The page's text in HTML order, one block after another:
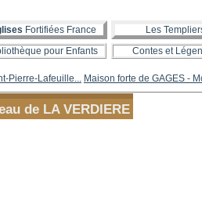
Fortifiées France Les
pour Enfants Contes et
Pierre-Lafeuille... Maison forte de GAGES -
de LA VERDIERE